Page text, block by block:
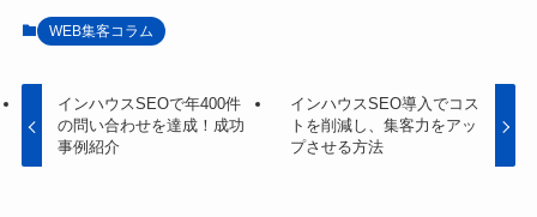
WEB集客コラム
インハウスSEOで年400件
の問い合わせを達成！成功
事例紹介
インハウスSEO導入でコス
トを削減し、集客力をアッ
プさせる方法